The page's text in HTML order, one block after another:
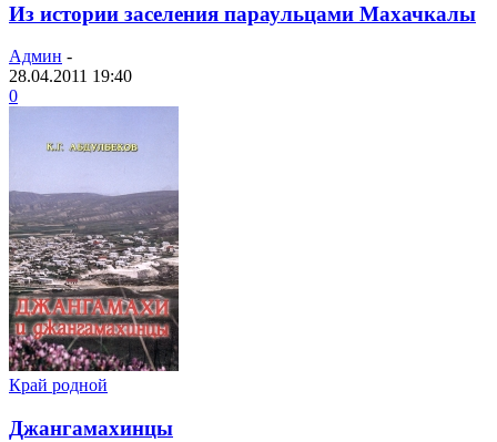
Из истории заселения параульцами Махачкалы
Админ -
28.04.2011 19:40
0
Край родной
Джангамахинцы